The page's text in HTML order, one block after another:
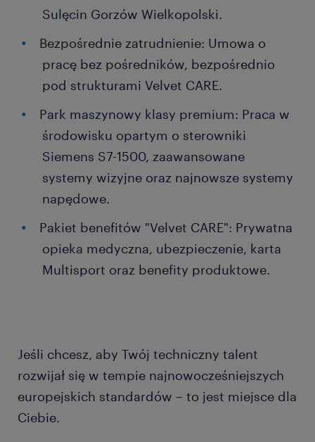
Sulęcin Gorzów Wielkopolski.
Bezpośrednie zatrudnienie: Umowa o
pracę bez pośredników, bezpośrednio
pod strukturami Velvet CARE.
Park maszynowy klasy premium: Praca w
środowisku opartym o sterowniki
Siemens S7-1500, zaawansowane
systemy wizyjne oraz najnowsze systemy
napędowe.
Pakiet benefitów "Velvet CARE": Prywatna
opieka medyczna, ubezpieczenie, karta
Multisport oraz benefity produktowe.
Jeśli chcesz, aby Twój techniczny talent
rozwijał się w tempie najnowocześniejszych
europejskich standardów – to jest miejsce dla
Ciebie.